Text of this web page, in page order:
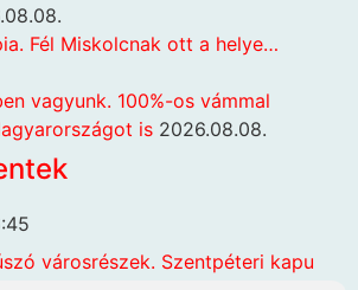
Fél Miskolcnak ott a helye…
vagyunk. 100%-os vámmal
is 2026.08.08.
városrészek. Szentpéteri kapu